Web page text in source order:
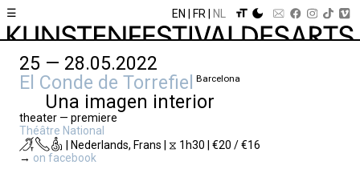
☰ EN FR NL
25 — 28.05.2022
El Conde de Torrefiel
Barcelona
Una imagen interior
theater — premiere
Théâtre National
| Nederlands, Frans | ⧖ 1h30 | €20 / €16
→ on facebook